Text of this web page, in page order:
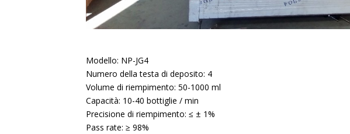
Modello: NP-JG4
Numero della testa di deposito: 4
Volume di riempimento: 50-1000 ml
Capacità: 10-40 bottiglie / min
Precisione di riempimento: ≤ ± 1%
Pass rate: ≥ 98%